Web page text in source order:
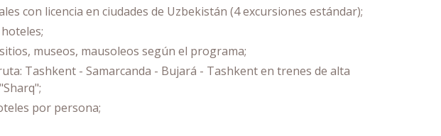
con licencia en ciudades de Uzbekistán (4 excursiones estándar);
museos, mausoleos según el programa;
Tashkent - Samarcanda - Bujará - Tashkent en trenes de alta
por persona;